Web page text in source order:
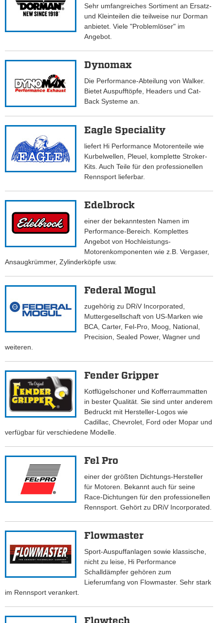
Sehr umfangreiches Sortiment an Ersatz-
und Kleinteilen die teilweise nur Dorman
anbietet. Viele "Problemlöser" im
Angebot.
Dynomax
Die Performance-Abteilung von Walker.
Bietet Auspufftöpfe, Headers und Cat-
Back Systeme an.
Eagle Speciality
liefert Hi Performance Motorenteile wie
Kurbelwellen, Pleuel, komplette Stroker-
Kits. Auch Teile für den professionellen
Rennsport lieferbar.
Edelbrock
einer der bekanntesten Namen im
Performance-Bereich. Komplettes
Angebot von Hochleistungs-
Motorenkomponenten wie z.B. Vergaser,
Ansaugkrümmer, Zylinderköpfe usw.
Federal Mogul
zugehörig zu DRiV Incorporated,
Muttergesellschaft von US-Marken wie
BCA, Carter, Fel-Pro, Moog, National,
Precision, Sealed Power, Wagner und
weiteren.
Fender Gripper
Kotflügelschoner und Kofferraummatten
in bester Qualität. Sie sind unter anderem
Bedruckt mit Hersteller-Logos wie
Cadillac, Chevrolet, Ford oder Mopar und
verfügbar für verschiedene Modelle.
Fel Pro
einer der größten Dichtungs-Hersteller
für Motoren. Bekannt auch für seine
Race-Dichtungen für den professionellen
Rennsport. Gehört zu DRiV Incorporated.
Flowmaster
Sport-Auspuffanlagen sowie klassische,
nicht zu leise, Hi Performance
Schalldämpfer gehören zum
Lieferumfang von Flowmaster. Sehr stark
im Rennsport verankert.
Flowtech